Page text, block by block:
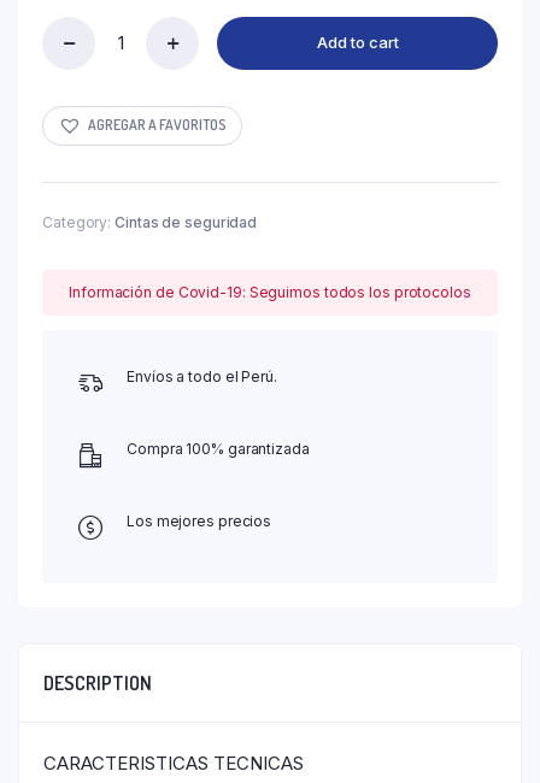
PVC
BLANCA
ROJA
quantity
Add to cart
AGREGAR A FAVORITOS
Category: Cintas de seguridad
Información de Covid-19: Seguimos todos los protocolos
Envíos a todo el Perú.
Compra 100% garantizada
Los mejores precios
DESCRIPTION
CARACTERISTICAS TECNICAS